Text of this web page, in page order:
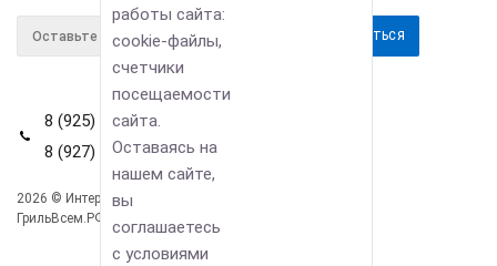
8 (925) 114-42-80
8 (927) 911-22-66
2026 © Интернет-магазин
ГрильВсем.РФ
Информация
Помощь
работы сайта:
cookie-файлы,
счетчики
посещаемости
сайта.
Оставаясь на
нашем сайте,
вы
соглашаетесь
с условиями